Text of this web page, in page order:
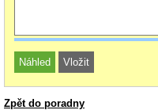
Zpět do poradny